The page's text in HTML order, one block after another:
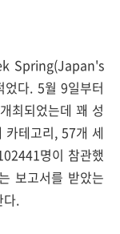
Spring(Japan's
다. 5월 9일부터
최되었는데 꽤 성
테고리, 57개 세
명이 참관했
보고서를 받았는
다.